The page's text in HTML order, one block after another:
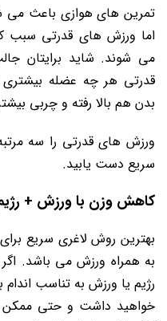
تمرین های هوازی باعث می
اما ورزش های قدرتی سبب
می شوند. شاید برایتان
قدرتی هر چه عضله
بدن هم بالا رفته و چربی
ورزش های قدرتی را سه
سریع دست یابید.
کاهش وزن با ورزش +
بهترین روش لاغری سریع
به همراه ورزش می باشد.
رژیم یا ورزش به تناسب
خواهید داشت و حتی